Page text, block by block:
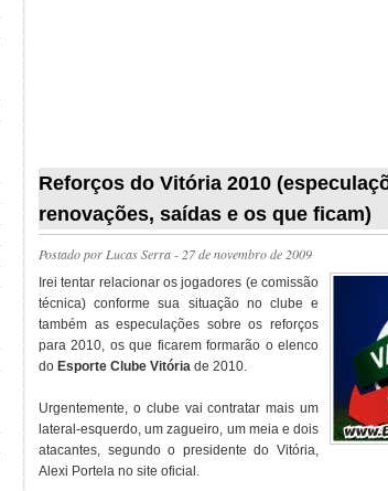
Reforços do Vitória 2010
renovações, saídas e os que ficam)
Postado porLucas Serra- 27 de novembro de 2009
Irei tentar relacionar os jogadores (e comissão
técnica) conforme sua situação no clube e
também as especulações sobre os reforços
para 2010, os que ficarem formarão o elenco
do Esporte Clube Vitória de 2010.
Urgentemente, o clube vai contratar mais um
lateral-esquerdo, um zagueiro, um meia e dois
atacantes, segundo o presidente do Vitória,
Alexi Portela no site oficial.